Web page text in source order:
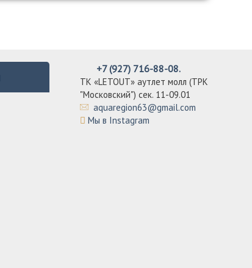
+7 (927) 716-88-08.
ТК «LETOUT» аутлет молл (ТРК
"Московский") сек. 11-09.01
aquaregion63@gmail.com
Мы в Instagram